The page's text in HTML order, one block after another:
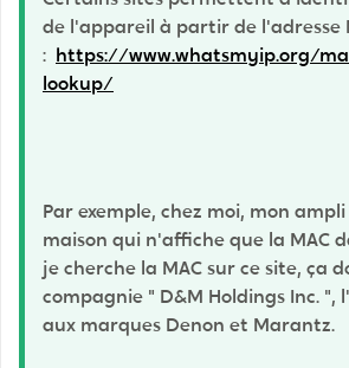
de l'appareil à partir de l'adresse
: https://www.whatsmyip.org/
lookup/
Par exemple, chez moi, mon
maison qui n'affiche que la MAC
je cherche la MAC sur ce site, ça
compagnie " D&M Holdings Inc. ",
aux marques Denon et Marantz.